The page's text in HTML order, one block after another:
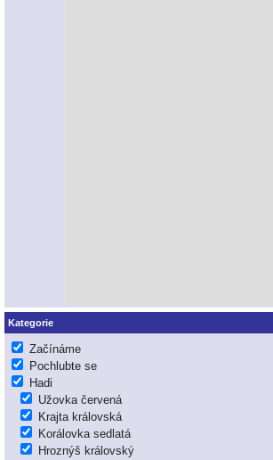
Kategorie
Začínáme
Pochlubte se
Hadi
Užovka červená
Krajta královská
Korálovka sedlatá
Hroznýš královský